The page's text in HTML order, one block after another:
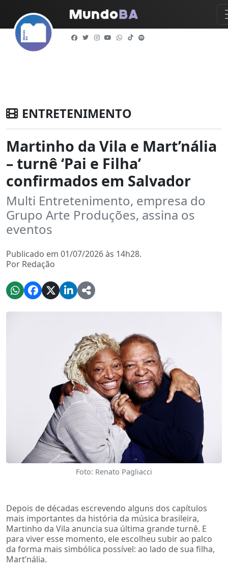
ENTRETENIMENTO
Martinho da Vila e Mart’nália
– turnê ‘Pai e Filha’
confirmados em Salvador
Multi Entretenimento, empresa do
Grupo Arte Produções, assina os
eventos
Publicado em 01/07/2026 às 14h28.
Por Redação
Foto: Renato Pagliacci
Depois de décadas escrevendo alguns dos capítulos
mais importantes da história da música brasileira,
Martinho da Vila anuncia sua última grande turnê. E
para viver esse momento, ele escolheu subir ao palco
da forma mais simbólica possível: ao lado de sua filha,
Mart’nália.